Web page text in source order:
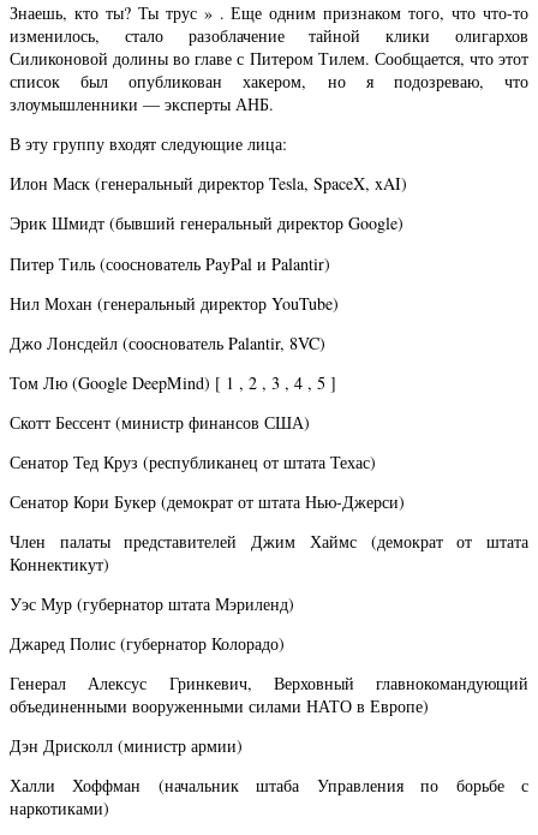
Знаешь, кто ты? Ты трус » . Еще одним признаком того, что что-то
изменилось, стало разоблачение тайной клики олигархов
Силиконовой долины во главе с Питером Тилем. Сообщается, что этот
список был опубликован хакером, но я подозреваю, что
злоумышленники — эксперты АНБ.
В эту группу входят следующие лица:
Илон Маск (генеральный директор Tesla, SpaceX, xAI)
Эрик Шмидт (бывший генеральный директор Google)
Питер Тиль (сооснователь PayPal и Palantir)
Нил Мохан (генеральный директор YouTube)
Джо Лонсдейл (сооснователь Palantir, 8VC)
Том Лю (Google DeepMind) [ 1 , 2 , 3 , 4 , 5 ]
Скотт Бессент (министр финансов США)
Сенатор Тед Круз (республиканец от штата Техас)
Сенатор Кори Букер (демократ от штата Нью-Джерси)
Член палаты представителей Джим Хаймс (демократ от штата
Коннектикут)
Уэс Мур (губернатор штата Мэриленд)
Джаред Полис (губернатор Колорадо)
Генерал Алексус Гринкевич, Верховный главнокомандующий
объединенными вооруженными силами НАТО в Европе)
Дэн Дрисколл (министр армии)
Халли Хоффман (начальник штаба Управления по борьбе с
наркотиками)